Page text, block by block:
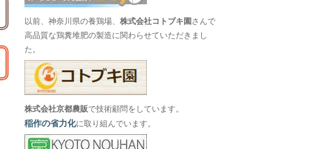
以前、神奈川県の養鶏場、株式会社コトブキ園 さんで
高品質な鶏糞堆肥の製造に関わらせていただきまし
た。
株式会社京都農販で技術顧問をしています。
稲作の省力化に取り組んでいます。